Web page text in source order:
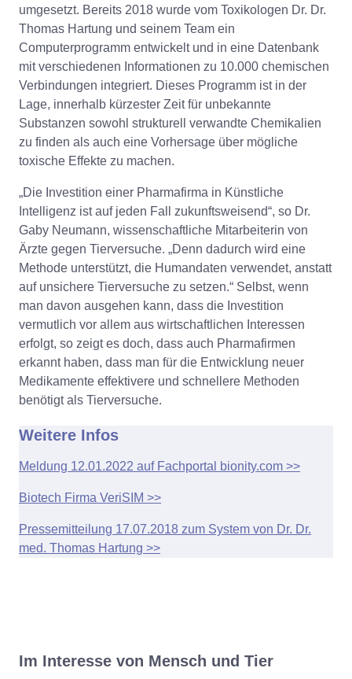
umgesetzt. Bereits 2018 wurde vom Toxikologen Dr. Dr.
Thomas Hartung und seinem Team ein
Computerprogramm entwickelt und in eine Datenbank
mit verschiedenen Informationen zu 10.000 chemischen
Verbindungen integriert. Dieses Programm ist in der
Lage, innerhalb kürzester Zeit für unbekannte
Substanzen sowohl strukturell verwandte Chemikalien
zu finden als auch eine Vorhersage über mögliche
toxische Effekte zu machen.
„Die Investition einer Pharmafirma in Künstliche
Intelligenz ist auf jeden Fall zukunftsweisend“, so Dr.
Gaby Neumann, wissenschaftliche Mitarbeiterin von
Ärzte gegen Tierversuche. „Denn dadurch wird eine
Methode unterstützt, die Humandaten verwendet, anstatt
auf unsichere Tierversuche zu setzen.“ Selbst, wenn
man davon ausgehen kann, dass die Investition
vermutlich vor allem aus wirtschaftlichen Interessen
erfolgt, so zeigt es doch, dass auch Pharmafirmen
erkannt haben, dass man für die Entwicklung neuer
Medikamente effektivere und schnellere Methoden
benötigt als Tierversuche.
Weitere Infos
Meldung 12.01.2022 auf Fachportal bionity.com >>
Biotech Firma VeriSIM >>
Pressemitteilung 17.07.2018 zum System von Dr. Dr.
med. Thomas Hartung >>
Im Interesse von Mensch und Tier